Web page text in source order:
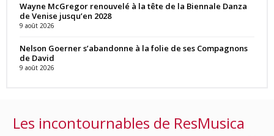
Wayne McGregor renouvelé à la tête de la Biennale Danza
de Venise jusqu’en 2028
9 août 2026
Nelson Goerner s’abandonne à la folie de ses Compagnons
de David
9 août 2026
Les incontournables de ResMusica